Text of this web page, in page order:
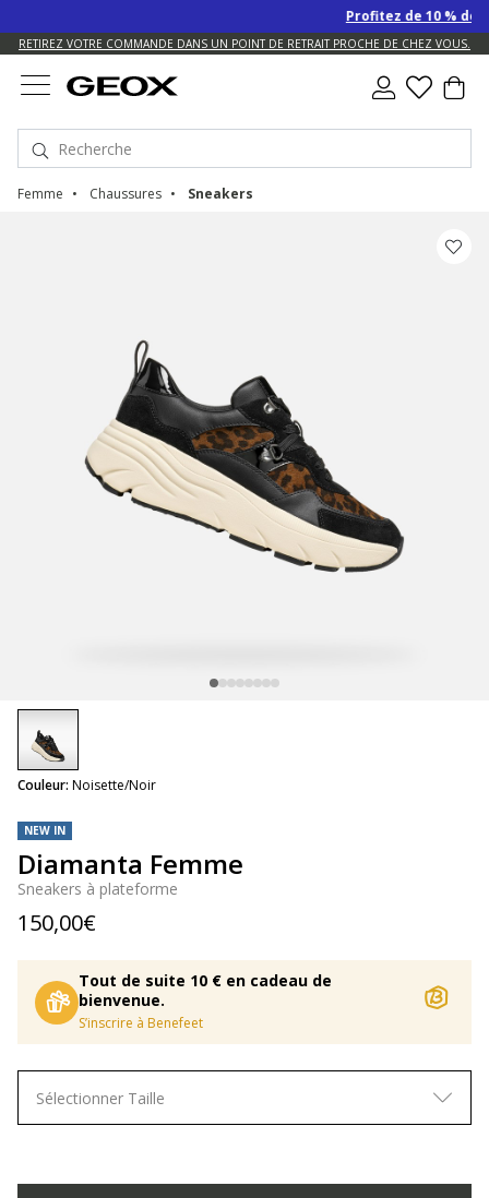
Profitez de 10 % de
RETIREZ VOTRE COMMANDE DANS UN POINT DE RETRAIT PROCHE DE CHEZ VOUS.
Femme Chaussures Sneakers
NEW IN
Diamanta Femme
Sneakers à plateforme
150,00€
Tout de suite 10 € en cadeau de
bienvenue.
S’inscrire à Benefeet
Couleur: Noisette/Noir
selected
Sélectionner Taille